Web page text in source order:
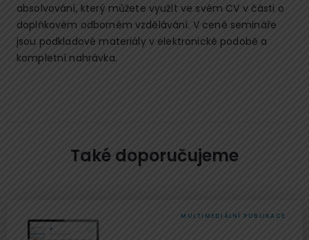
absolvování, který můžete využít ve svém CV v části o
doplňkovém odborném vzdělávání. V ceně semináře
jsou podkladové materiály v elektronické podobě a
kompletní nahrávka.
Také doporučujeme
MULTIMEDIÁLNÍ PUBLIKACE